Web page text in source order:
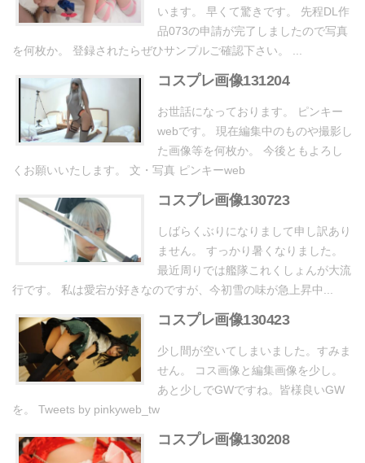
います。 早くて驚きです。 先程DL作
品073の申請が完了しましたので写真
を何枚か。 登録されたらぜひサンプルご確認下さい。 ...
コスプレ画像131204
お世話になっております。 ピンキー
webです。 現在編集中のものや撮影し
た画像等を何枚か。 今後ともよろし
くお願いいたします。 文・写真 ピンキーweb
コスプレ画像130723
しばらくぶりになりまして申し訳あり
ません。 すっかり暑くなりました。
最近周りでは艦隊これくしょんが大流
行です。 私は愛宕が好きなのですが、今初雪の味が急上昇中...
コスプレ画像130423
少し間が空いてしまいました。すみま
せん。 コス画像と編集画像を少し。
あと少しでGWですね。皆様良いGW
を。 Tweets by pinkyweb_tw
コスプレ画像130208